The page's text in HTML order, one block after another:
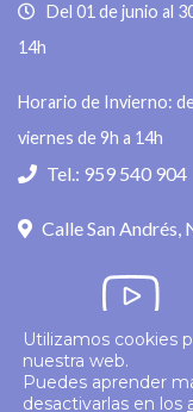
Del 01 de junio al
14h
Horario de Invierno: de
viernes de 9h a 14h
Tel.: 959 540 904
Calle San
© 2026 Colegio
Utilizamos cookies
nuestra web.
Puedes aprender
desactivarlas en los